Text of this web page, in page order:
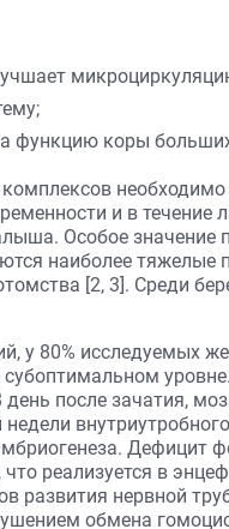
функцию коры
и в течение
Особое значение
наиболее тяжелые
[2, 3]. Среди
у 80% исследуемых
после зачатия,
Дефицит
реализуется в
развития нервной
обмена